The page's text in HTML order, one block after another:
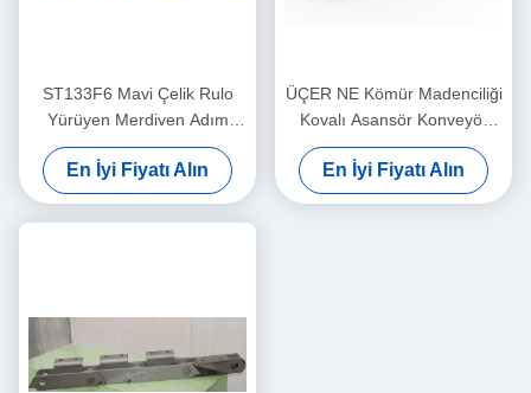
ST133F6 Mavi Çelik Rulo
Yürüyen Merdiven Adım
Zinciri Hareketli Geçit
Parçaları
En İyi Fiyatı Alın
ÜÇER NE Kömür Madenciliği
Kovalı Asansör Konveyör
Zincir Hatvesi 200mm
En İyi Fiyatı Alın